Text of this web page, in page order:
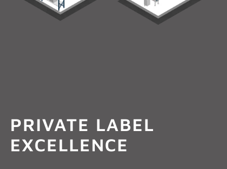
INFOS ANFORDERN
PRIVATE LABEL
EXCELLENCE